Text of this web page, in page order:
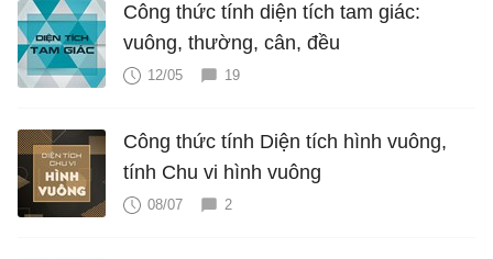
Công thức tính diện tích tam giác:
vuông, thường, cân, đều
12/05 19
Công thức tính Diện tích hình vuông,
tính Chu vi hình vuông
08/07 2